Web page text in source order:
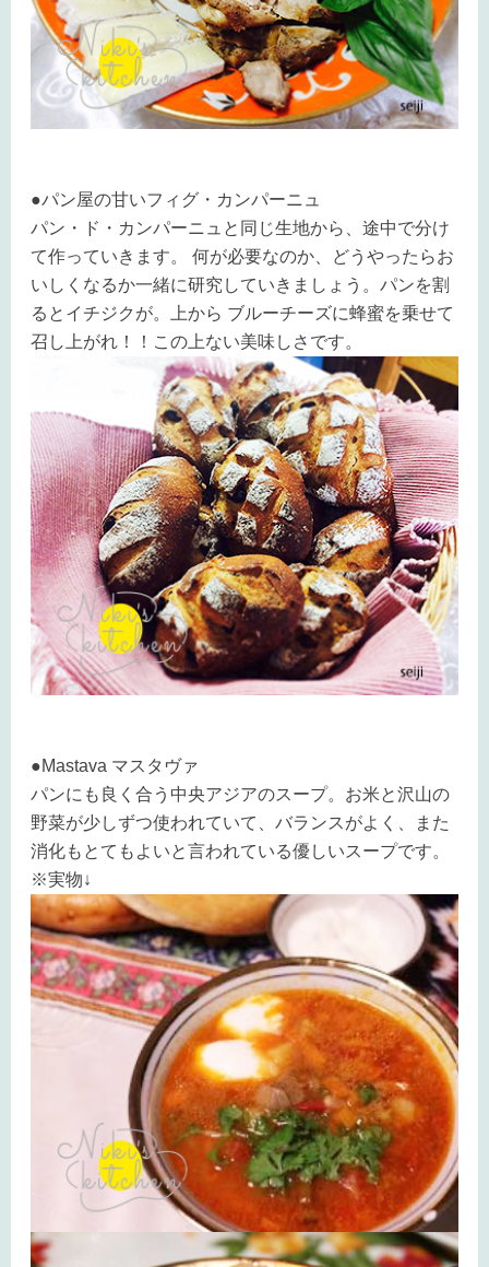
●パン屋の甘いフィグ・カンパーニュ
パン・ド・カンパーニュと同じ生地から、途中で分け
て作っていきます。 何が必要なのか、どうやったらお
いしくなるか一緒に研究していきましょう。パンを割
るとイチジクが。上から ブルーチーズに蜂蜜を乗せて
召し上がれ！！この上ない美味しさです。
●Mastava マスタヴァ
パンにも良く合う中央アジアのスープ。お米と沢山の
野菜が少しずつ使われていて、バランスがよく、また
消化もとてもよいと言われている優しいスープです。
※実物↓